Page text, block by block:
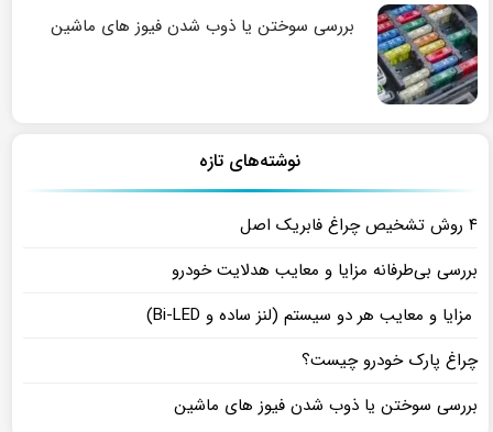
بررسی سوختن یا ذوب شدن فیوز های ماشین
نوشته‌های تازه
۴ روش تشخیص چراغ فابریک اصل
بررسی بی‌طرفانه مزایا و معایب هدلایت خودرو
مزایا و معایب هر دو سیستم (لنز ساده و Bi-LED)
چراغ پارک خودرو چیست؟
بررسی سوختن یا ذوب شدن فیوز های ماشین